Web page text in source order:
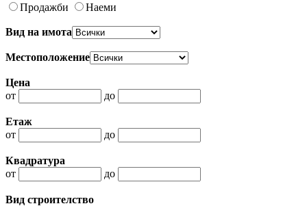
Продажби Наеми
Вид на имота
Местоположение
Цена
от
до
Етаж
от
до
Квадратура
от
до
Вид строителство